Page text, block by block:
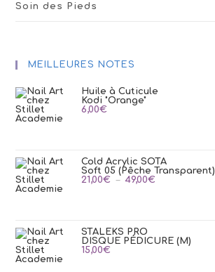
Soin des Pieds
MEILLEURES NOTES
Huile à Cuticule
Kodi "Orange"
6,00€
Cold Acrylic SOTA
Soft 05 (Pêche Transparent)
21,00€ – 49,00€
STALEKS PRO
DISQUE PÉDICURE (M)
15,00€